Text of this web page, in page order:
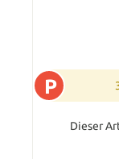
P
Dieser